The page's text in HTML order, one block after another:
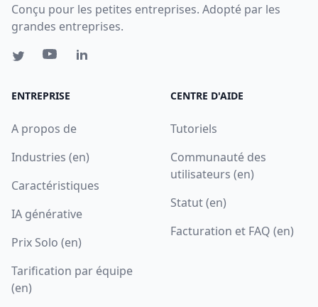
Conçu pour les petites entreprises. Adopté par les
grandes entreprises.
ENTREPRISE
A propos de
Industries (en)
Caractéristiques
IA générative
Prix Solo (en)
Tarification par équipe
(en)
CENTRE D'AIDE
Tutoriels
Communauté des
utilisateurs (en)
Statut (en)
Facturation et FAQ (en)